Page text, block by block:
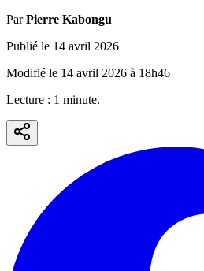
Par Pierre Kabongu
Publié le 14 avril 2026
Modifié le 14 avril 2026 à 18h46
Lecture : 1 minute.